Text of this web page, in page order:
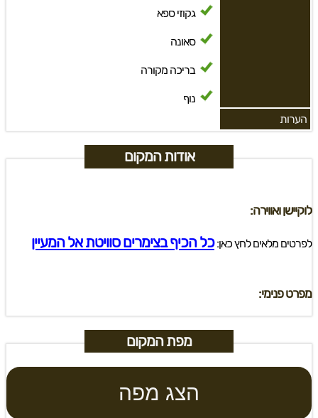
גקוזי ספא
סאונה
בריכה מקורה
נוף
הערות
אודות המקום
לוקיישן ואווירה:
לפרטים מלאים לחץ כאן:כל הכיף בצימרים סוויטת אל המעיין
מפרט פנימי:
מפת המקום
הצג מפה